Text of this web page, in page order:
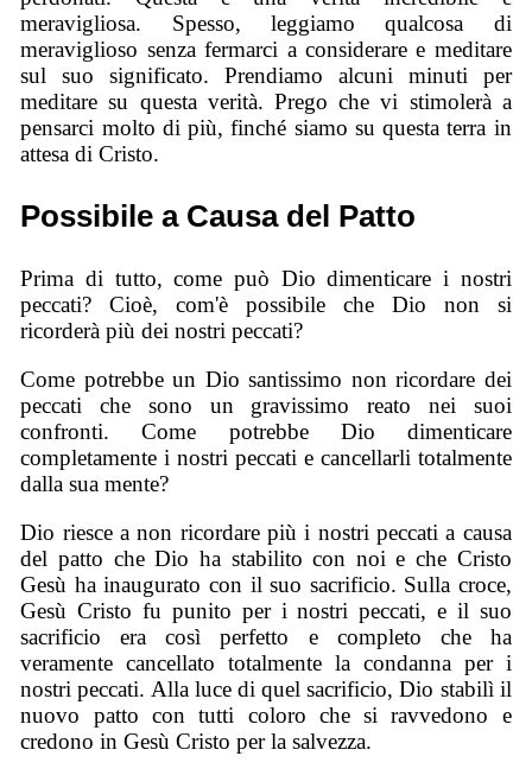
meravigliosa. Spesso, leggiamo qualcosa di
meraviglioso senza fermarci a considerare e meditare
sul suo significato. Prendiamo alcuni minuti per
meditare su questa verità. Prego che vi stimolerà a
pensarci molto di più, finché siamo su questa terra in
attesa di Cristo.
Possibile a Causa del Patto
Prima di tutto, come può Dio dimenticare i nostri
peccati? Cioè, com'è possibile che Dio non si
ricorderà più dei nostri peccati?
Come potrebbe un Dio santissimo non ricordare dei
peccati che sono un gravissimo reato nei suoi
confronti. Come potrebbe Dio dimenticare
completamente i nostri peccati e cancellarli totalmente
dalla sua mente?
Dio riesce a non ricordare più i nostri peccati a causa
del patto che Dio ha stabilito con noi e che Cristo
Gesù ha inaugurato con il suo sacrificio. Sulla croce,
Gesù Cristo fu punito per i nostri peccati, e il suo
sacrificio era così perfetto e completo che ha
veramente cancellato totalmente la condanna per i
nostri peccati. Alla luce di quel sacrificio, Dio stabilì il
nuovo patto con tutti coloro che si ravvedono e
credono in Gesù Cristo per la salvezza.